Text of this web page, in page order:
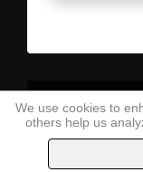
We use cookies to
others help us